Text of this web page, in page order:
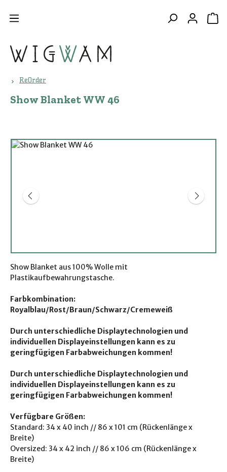
ReOrder
Show Blanket WW 46
Bildergalerie überspringen
Show Blanket aus 100% Wolle mit
Plastikaufbewahrungstasche.
Farbkombination:
Royalblau/Rost/Braun/Schwarz/Cremeweiß
Durch unterschiedliche Displaytechnologien und
individuellen Displayeinstellungen kann es zu
geringfügigen Farbabweichungen kommen!
Durch unterschiedliche Displaytechnologien und
individuellen Displayeinstellungen kann es zu
geringfügigen Farbabweichungen kommen!
Verfügbare Größen:
Standard: 34 x 40 inch // 86 x 101 cm (Rückenlänge x
Breite)
Oversized: 34 x 42 inch // 86 x 106 cm (Rückenlänge x
Breite)